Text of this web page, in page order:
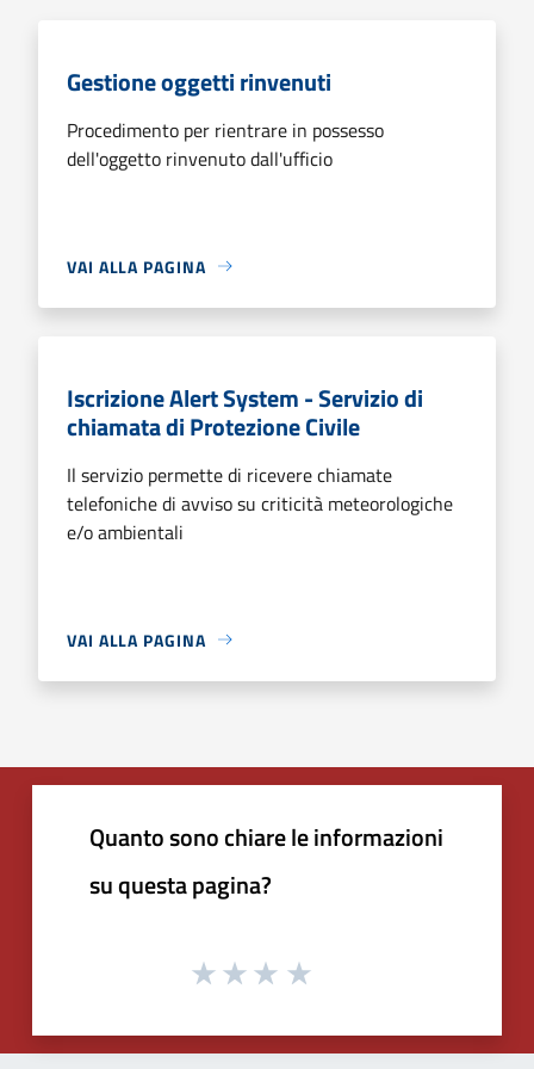
Gestione oggetti rinvenuti
Procedimento per rientrare in possesso
dell'oggetto rinvenuto dall'ufficio
VAI ALLA PAGINA
Iscrizione Alert System - Servizio di
chiamata di Protezione Civile
Il servizio permette di ricevere chiamate
telefoniche di avviso su criticità meteorologiche
e/o ambientali
VAI ALLA PAGINA
Quanto sono chiare le informazioni
su questa pagina?